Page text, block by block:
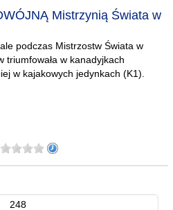
Mistrzynią Świata w
podczas Mistrzostw Świata w
triumfowała w kanadyjkach
w kajakowych jedynkach (K1).
248